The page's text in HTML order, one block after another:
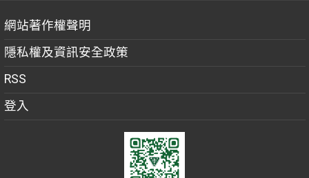
網站著作權聲明
隱私權及資訊安全政策
RSS
登入